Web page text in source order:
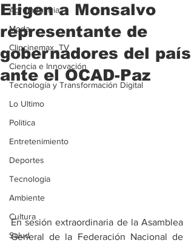
Agroindustria
Moda
Clipcinemax_TV
Ciencia e Innovación
Tecnología y Transformación Digital
Lo Ultimo
Politica
Entretenimiento
Deportes
Tecnologia
Ambiente
Cultura
Salud
Eligen a Monsalvo
representante de
gobernadores del país
ante el OCAD-Paz
En sesión extraordinaria de la Asamblea
General de la Federación Nacional de